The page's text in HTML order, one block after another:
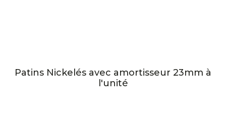
Patins Nickelés avec amortisseur 23mm à
l'unité